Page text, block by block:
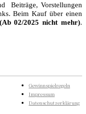
Beiträge, Vorstellungen
Beim Kauf über einen
(Ab 02/2025 nicht mehr).
Gewinnspielregeln
Impressum
Datenschutzerklärung